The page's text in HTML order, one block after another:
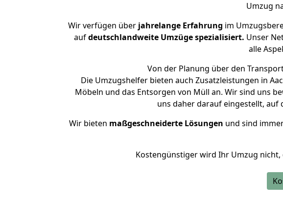
Umzug
Wir verfügen überjahrelange Erfahrung im
aufdeutschlandweite Umzüge spezialisiert. Unser
alle
Von der Planung über den
Die Umzugshelfer bieten auch Zusatzleistungen in
Möbeln und das Entsorgen von Müll an. Wir sind uns
uns daher darauf eingestellt, auf
Wir bieten maßgeschneiderte Lösungen und sind
Kostengünstiger wird Ihr Umzug nicht,